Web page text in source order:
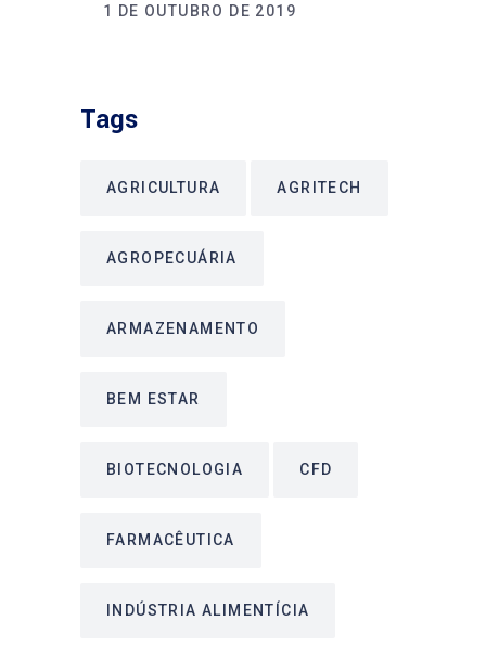
1 DE OUTUBRO DE 2019
Tags
AGRICULTURA AGRITECH
AGROPECUÁRIA
ARMAZENAMENTO
BEM ESTAR
BIOTECNOLOGIA CFD
FARMACÊUTICA
INDÚSTRIA ALIMENTÍCIA